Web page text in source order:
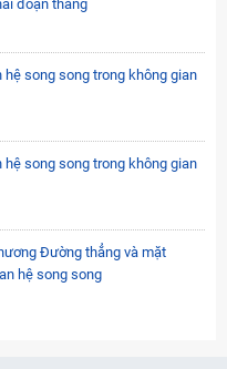
đoạn thẳng
hệ song song trong không gian
hệ song song trong không gian
Đường thẳng và mặt
hệ song song